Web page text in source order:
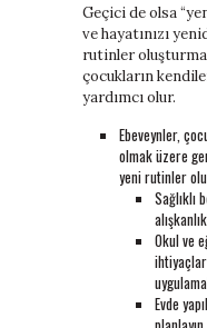
Geçici de olsa
ve hayatınızı
rutinler
çocukların
yardımcı olur.
Ebeveynler,
olmak üzere
yeni rutinler
Sağlıklı
Okul ve
Evde